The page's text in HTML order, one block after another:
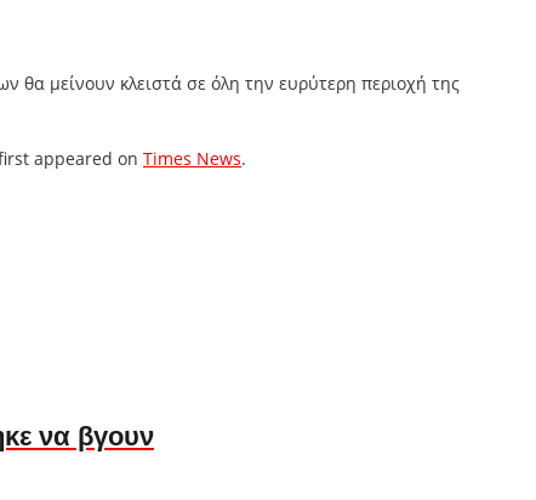
μείνουν κλειστά σε όλη την ευρύτερη περιοχή της
appeared on Times News.
να βγουν